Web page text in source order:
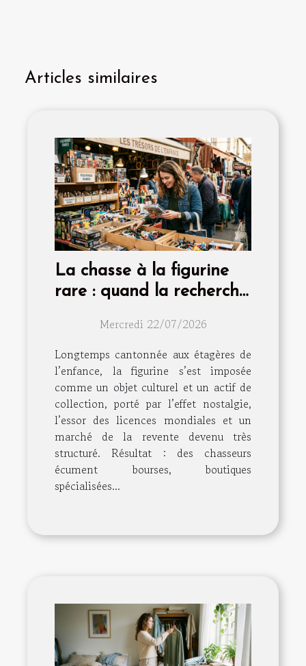
Articles similaires
La chasse à la figurine
rare : quand la recherche
Mercredi 22/07/2026
Longtemps cantonnée aux étagères de
l’enfance, la figurine s’est imposée
comme un objet culturel et un actif de
collection, porté par l’effet nostalgie,
l’essor des licences mondiales et un
marché de la revente devenu très
structuré. Résultat : des chasseurs
écument bourses, boutiques
spécialisées...